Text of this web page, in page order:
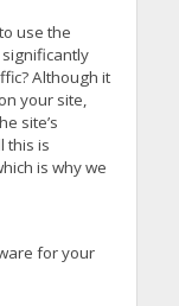
use the
Although it
your site,
site’s
this is
is why we
for your